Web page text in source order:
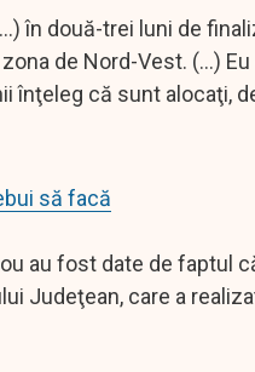
în două-trei luni de
de Nord-Vest. (...)
înţeleg că sunt alocaţi,
să facă
au fost date de faptul
Judeţean, care a